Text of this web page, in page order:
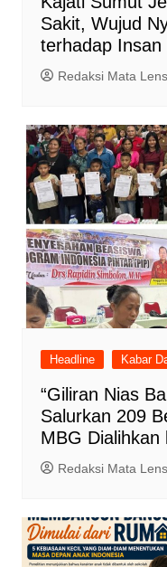
Sakit, Wujud
terhadap Insan
Redaksi Mata
Headline Kabar
“Giliran Nias
Salurkan 209
MBG Dialihkan
Redaksi Mata